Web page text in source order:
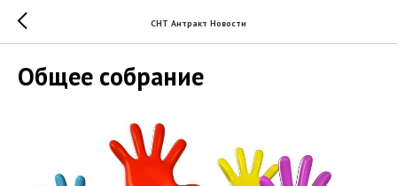
СНТ Антракт Новости
Общее собрание